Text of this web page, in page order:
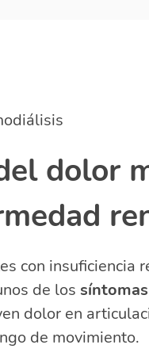
dolor
con insuficiencia
de los
dolor en
de movimiento.